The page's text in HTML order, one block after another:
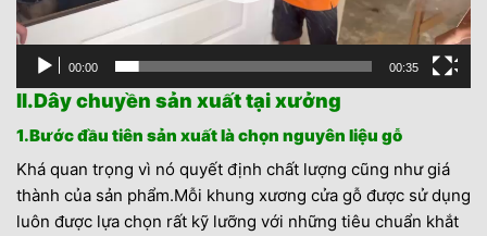
00:00 00:35
II.Dây chuyền sản xuất tại xưởng
1.Bước đầu tiên sản xuất là chọn nguyên liệu gỗ
Khá quan trọng vì nó quyết định chất lượng cũng như giá
thành của sản phẩm.Mỗi khung xương cửa gỗ được sử dụng
luôn được lựa chọn rất kỹ lưỡng với những tiêu chuẩn khắt